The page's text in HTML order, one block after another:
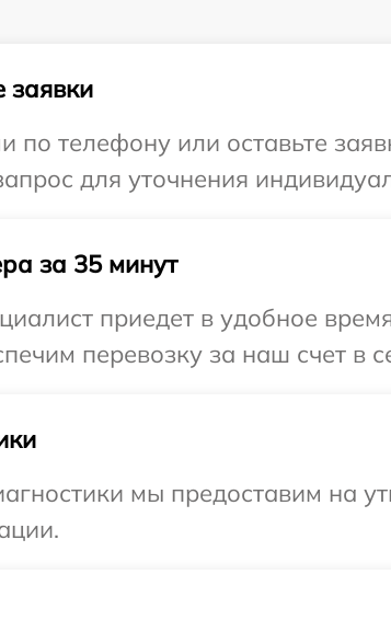
по телефону или оставьте
для уточнения
за 35 минут
приедет в удобное
перевозку за наш счет в
мы предоставим на